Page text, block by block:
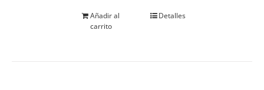
Añadir al
carrito
Detalles